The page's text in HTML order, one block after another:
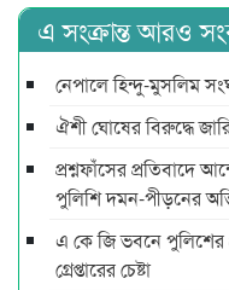
এ সংক্রান্ত আরও
নেপালে হিন্দু-মুসলিম
ঐশী ঘোষের বিরুদ্ধে
প্রশ্নফাঁসের প্রতিবাদে
পুলিশি দমন-পীড়নের
এ কে জি ভবনে পুলিশের
গ্রেপ্তারের চেষ্টা